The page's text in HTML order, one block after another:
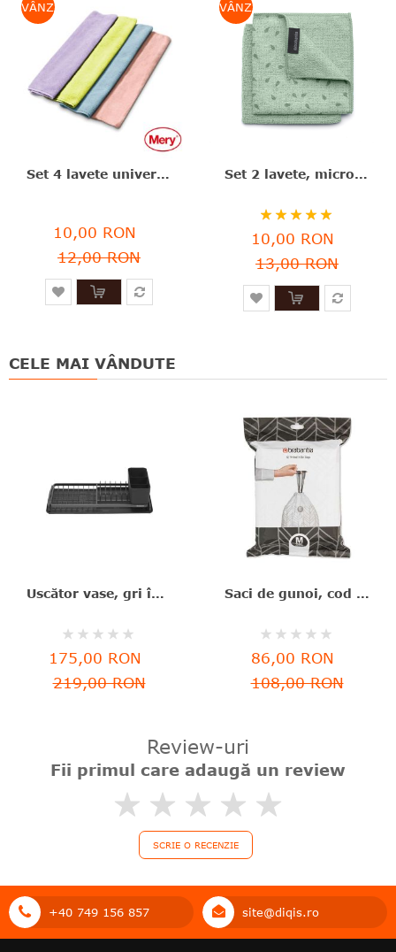
VÂNZARE
Set 4 lavete universale, culori asortate, microfibră, 38x36 cm, Mery - 8411287009532
10,00 RON
12,00 RON
VÂNZARE
Set 2 lavete, microfibră, verde jad, 30x30 cm, SinkSide, Brabantia - 8710755216282
Rating:
100
% of100
10,00 RON
13,00 RON
CELE MAI VÂNDUTE
Uscător vase, gri închis, aluminiu+plastic, 46.3x20x12.6 cm, Brabantia - 8710755117268
Rating:
0%
175,00 RON
219,00 RON
Saci de gunoi, cod M, 40 bucăţi, 60 l, Brabantia - 8710755138829
Rating:
0%
86,00 RON
108,00 RON
Review-uri
Fii primul care adaugă un review
SCRIE O RECENZIE
+40 749 156 857 site@diqis.ro